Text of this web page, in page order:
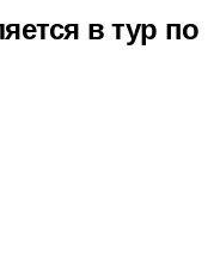
в тур по